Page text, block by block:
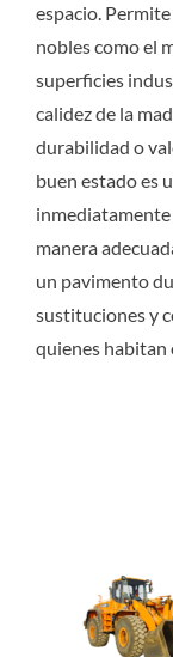
espacio.
nobles como el
superficies
calidez de la
durabilidad o
buen estado es
inmediatamente
manera
un pavimento
sustituciones y
quienes habitan